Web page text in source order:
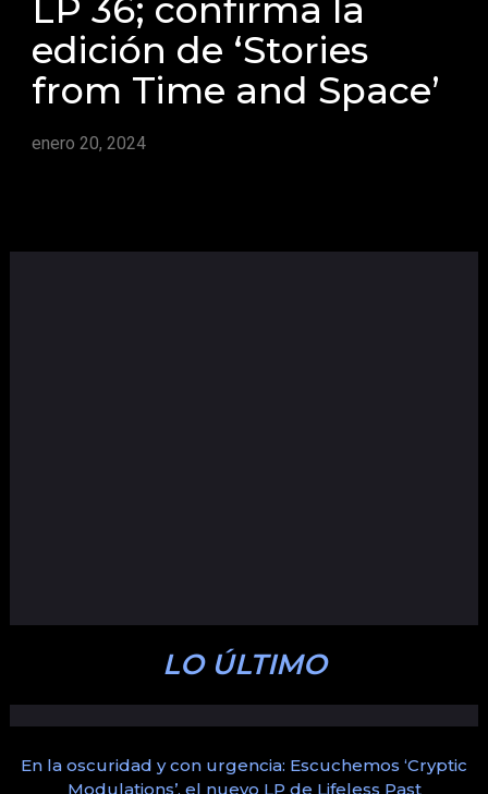
edición de ‘Stories
from Time and Space’
enero 20, 2024
LO ÚLTIMO
En la oscuridad y con urgencia: Escuchemos ‘Cryptic
Modulations’, el nuevo LP de Lifeless Past